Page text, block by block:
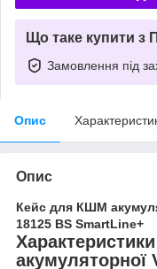
Що таке купити з
Замовлення під
Опис
Опис
Кейс для КШМ
18125 BS SmartLine+